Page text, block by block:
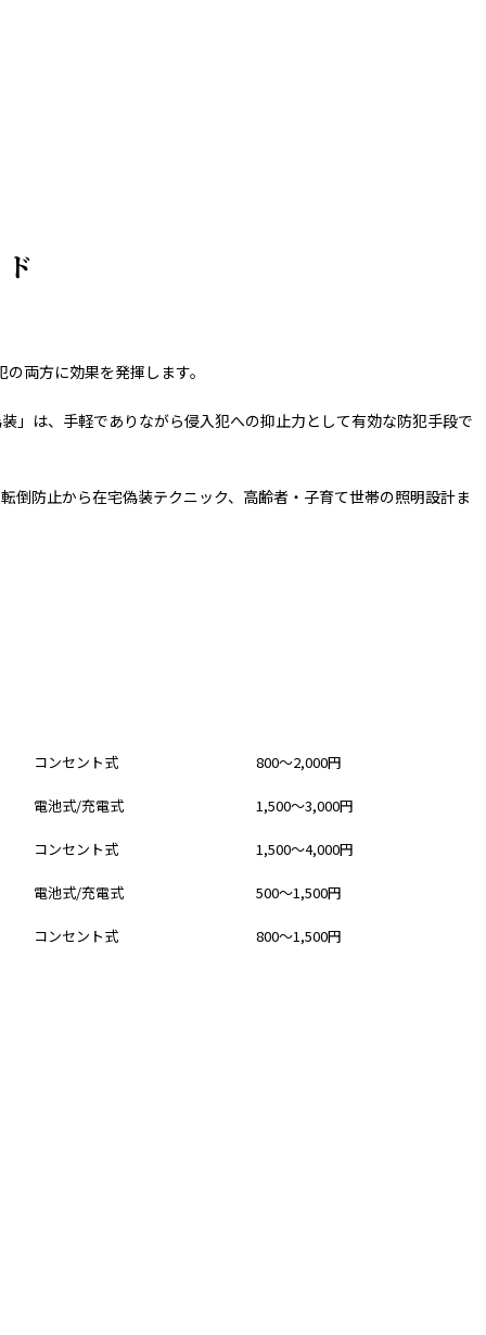
両方に効果を発揮します。
」は、手軽でありながら侵入犯への抑止力として有効な防犯手段で
倒防止から在宅偽装テクニック、高齢者・子育て世帯の照明設計ま
コンセント式 800〜2,000円
電池式/充電式 1,500〜3,000円
コンセント式 1,500〜4,000円
電池式/充電式 500〜1,500円
コンセント式 800〜1,500円